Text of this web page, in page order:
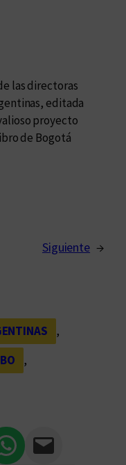
las directoras
editada
proyecto
de Bogotá
Siguiente →
,
,
Compartir vía Email